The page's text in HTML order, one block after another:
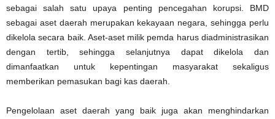
sebagai salah satu upaya penting pencegahan korupsi. BMD
sebagai aset daerah merupakan kekayaan negara, sehingga perlu
dikelola secara baik. Aset-aset milik pemda harus diadministrasikan
dengan tertib, sehingga selanjutnya dapat dikelola dan
dimanfaatkan untuk kepentingan masyarakat sekaligus
memberikan pemasukan bagi kas daerah.
Pengelolaan aset daerah yang baik juga akan menghindarkan